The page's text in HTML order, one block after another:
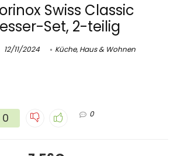
Swiss Classic
Set, 2-teilig
12/11/2024 Küche, Haus & Wohnen
0 0